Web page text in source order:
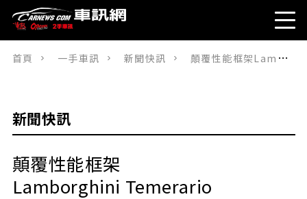
首頁 一手車訊 新聞快訊 顛覆性能框架Lamborghini Temerario
新聞快訊
顛覆性能框架
Lamborghini Temerario